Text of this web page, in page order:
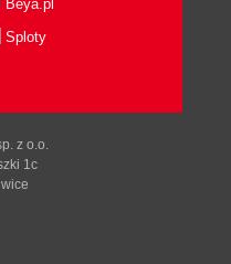
Beya.pl
Sploty
z o.o.
1c